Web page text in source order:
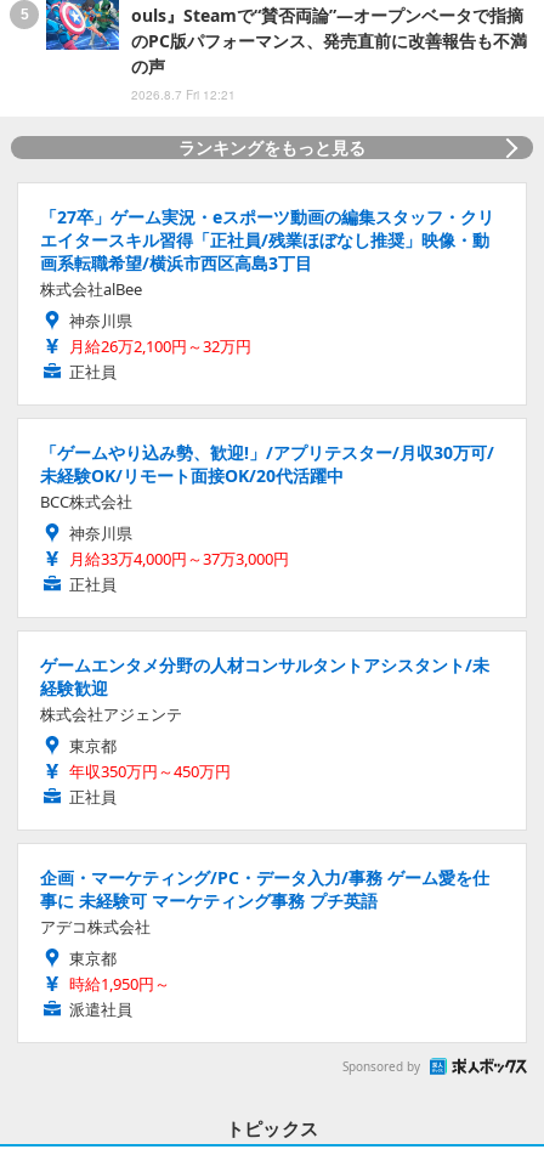
ouls』Steamで“賛否両論”―オープンベータで指摘
のPC版パフォーマンス、発売直前に改善報告も不満
の声
2026.8.7 Fri 12:21
ランキングをもっと見る
「27卒」ゲーム実況・eスポーツ動画の編集スタッフ・クリ
エイタースキル習得「正社員/残業ほぼなし推奨」映像・動
画系転職希望/横浜市西区高島3丁目
株式会社alBee
神奈川県
月給26万2,100円～32万円
正社員
「ゲームやり込み勢、歓迎!」/アプリテスター/月収30万可/
未経験OK/リモート面接OK/20代活躍中
BCC株式会社
神奈川県
月給33万4,000円～37万3,000円
正社員
ゲームエンタメ分野の人材コンサルタントアシスタント/未
経験歓迎
株式会社アジェンテ
東京都
年収350万円～450万円
正社員
企画・マーケティング/PC・データ入力/事務 ゲーム愛を仕
事に 未経験可 マーケティング事務 プチ英語
アデコ株式会社
東京都
時給1,950円～
派遣社員
Sponsored by
トピックス